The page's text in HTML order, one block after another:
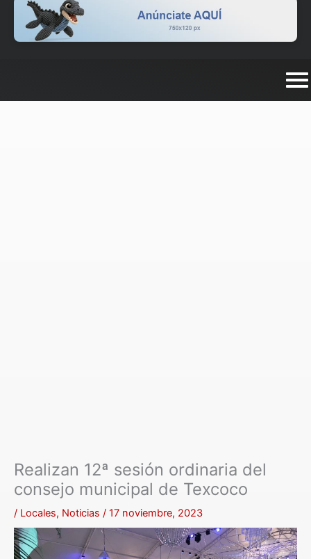
Realizan 12ª sesión ordinaria del
consejo municipal de Texcoco
/ Locales, Noticias / 17 noviembre, 2023